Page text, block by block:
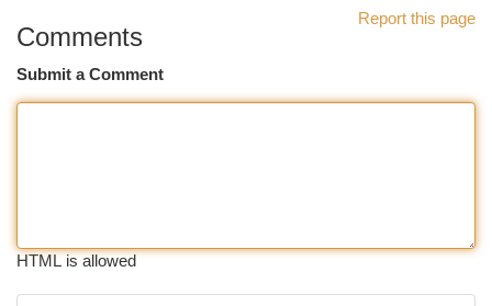
Report this page
Comments
Submit a Comment
HTML is allowed